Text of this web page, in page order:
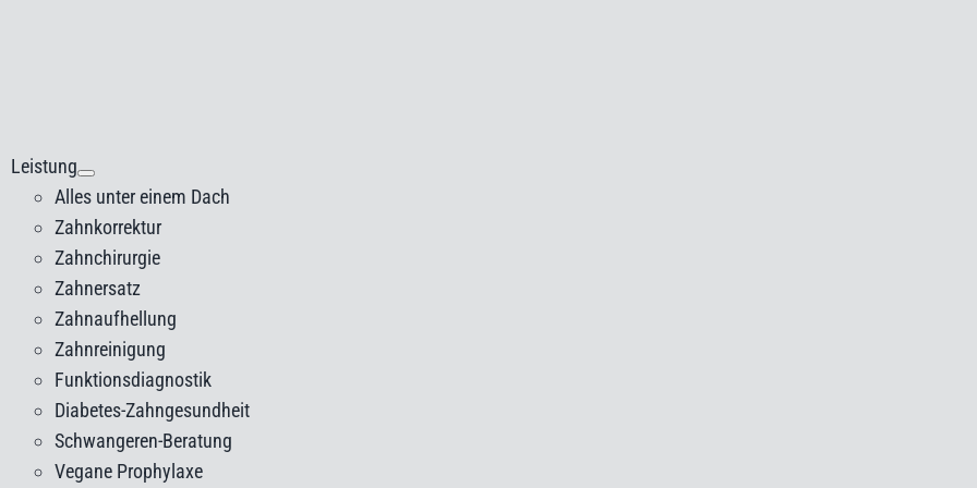
Leistung
Alles unter einem Dach
Zahnkorrektur
Zahnchirurgie
Zahnersatz
Zahnaufhellung
Zahnreinigung
Funktionsdiagnostik
Diabetes-Zahngesundheit
Schwangeren-Beratung
Vegane Prophylaxe